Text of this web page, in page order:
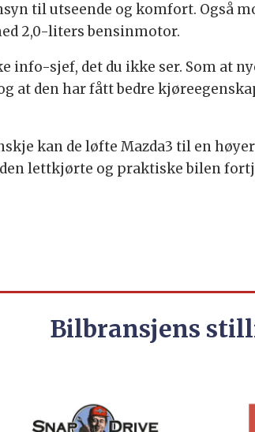
til utseende og komfort. Også
2,0-liters bensinmotor.
info-sjef, det du ikke ser. Som at
at den har fått bedre
kan de løfte Mazda3 til en
lettkjørte og praktiske bilen
Bilbransjens